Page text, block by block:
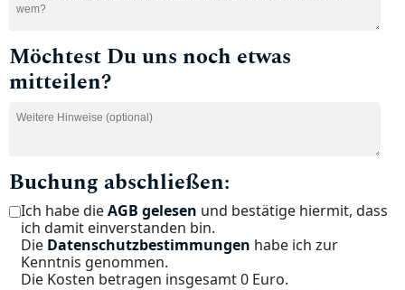
Möchtest Du uns noch etwas
mitteilen?
Buchung abschließen:
Ich habe dieAGB gelesen und bestätige hiermit, dass
ich damit einverstanden bin.
Die Datenschutzbestimmungen habe ich zur
Kenntnis genommen.
Die Kosten betragen insgesamt 0 Euro.